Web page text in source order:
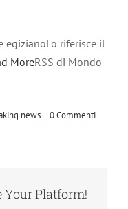
egizianoLo riferisce il
MoreRSS di Mondo
news | 0 Commenti
Your Platform!